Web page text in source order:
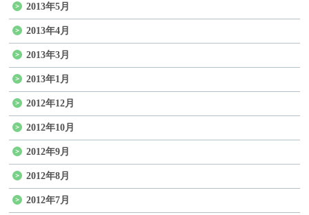
2013年5月
2013年4月
2013年3月
2013年1月
2012年12月
2012年10月
2012年9月
2012年8月
2012年7月